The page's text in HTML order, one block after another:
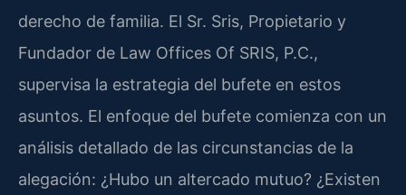
derecho de familia. El Sr. Sris, Propietario y
Fundador de Law Offices Of SRIS, P.C.,
supervisa la estrategia del bufete en estos
asuntos. El enfoque del bufete comienza con un
análisis detallado de las circunstancias de la
alegación: ¿Hubo un altercado mutuo? ¿Existen